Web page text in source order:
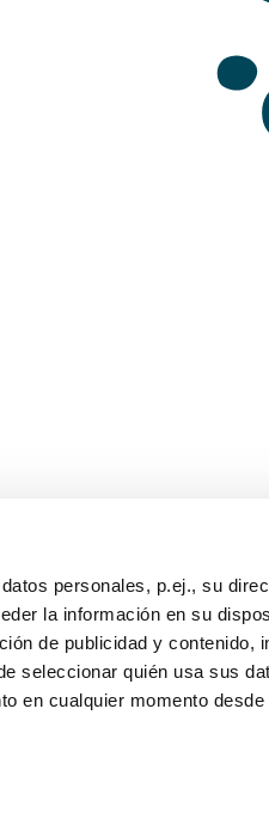
personales, p.ej., su
la información en su
de publicidad y contenido,
seleccionar quién usa sus
en cualquier momento